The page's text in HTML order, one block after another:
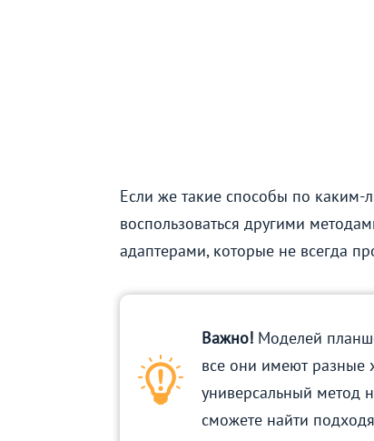
Если же такие способы по каким-
воспользоваться другими
адаптерами, которые не всегда
Важно! Моделей
все они имеют разные
универсальный метод
сможете найти